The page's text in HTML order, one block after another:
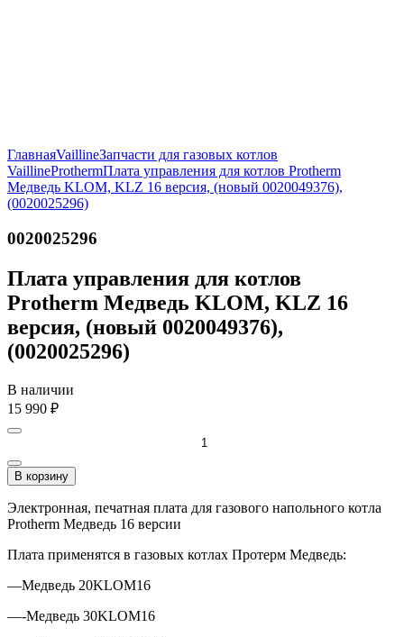
ГлавнаяVaillineЗапчасти для газовых котлов
VaillineProthermПлата управления для котлов Protherm
Медведь KLOM, KLZ 16 версия, (новый 0020049376),
(0020025296)
0020025296
Плата управления для котлов
Protherm Медведь KLOM, KLZ 16
версия, (новый 0020049376),
(0020025296)
В наличии
15 990 ₽
В корзину
Электронная, печатная плата для газового напольного котла
Protherm Медведь 16 версии
Плата применятся в газовых котлах Протерм Медведь:
—Медведь 20KLOM16
—-Медведь 30KLOM16